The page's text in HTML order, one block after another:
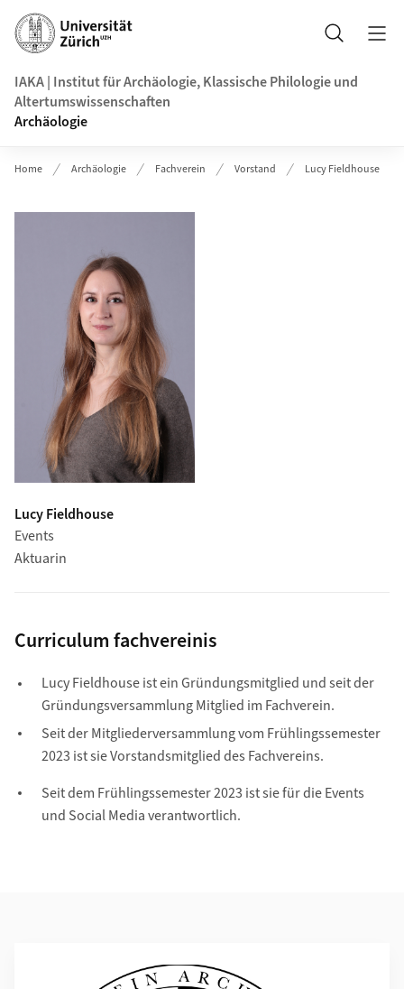
Header
Suche
IAKA | Institut für Archäologie, Klassische Philologie und
Altertumswissenschaften
Archäologie
Home Archäologie Fachverein Vorstand Lucy Fieldhouse
Lucy Fieldhouse
Events
Aktuarin
Curriculum fachvereinis
Lucy Fieldhouse ist ein Gründungsmitglied und seit der
Gründungsversammlung Mitglied im Fachverein.
Seit der Mitgliederversammlung vom Frühlingssemester
2023 ist sie Vorstandsmitglied des Fachvereins.
Seit dem Frühlingssemester 2023 ist sie für die Events
und Social Media verantwortlich.